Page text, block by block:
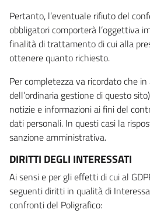
Pertanto, l’eventuale rifiuto del
obbligatori comporterà l’oggettiva
finalità di trattamento di cui alla
ottenere quanto richiesto.
Per completezza va ricordato che
dell’ordinaria gestione di questo
notizie e informazioni ai fini del
dati personali. In questi casi la
sanzione amministrativa.
DIRITTI DEGLI INTERESSATI
Ai sensi e per gli effetti di cui al
seguenti diritti in qualità di
confronti del Poligrafico: